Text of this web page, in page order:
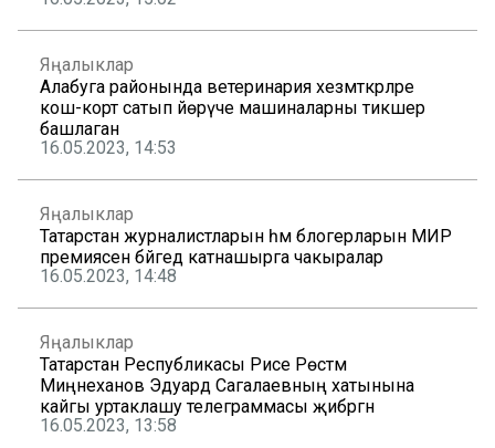
Яңалыклар
Алабуга районында ветеринария хезмәткәрләре
кош-корт сатып йөрүче машиналарны тикшерә
башлаган
16.05.2023, 14:53
Яңалыклар
Татарстан журналистларын һәм блогерларын МИР
премиясенә бәйгедә катнашырга чакыралар
16.05.2023, 14:48
Яңалыклар
Татарстан Республикасы Рәисе Рөстәм
Миңнеханов Эдуард Сагалаевның хатынына
кайгы уртаклашу телеграммасы җибәргән
16.05.2023, 13:58